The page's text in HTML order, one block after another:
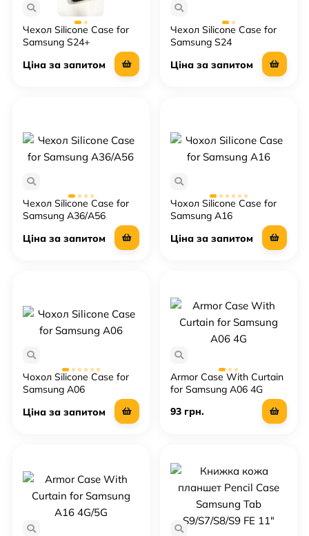
Чехол Silicone Case for
Samsung S24+
Ціна за запитом
Чехол Silicone Case for
Samsung S24
Ціна за запитом
Чехол Silicone Case for
Samsung A36/A56
Ціна за запитом
Чохол Silicone Case for
Samsung A16
Ціна за запитом
Чохол Silicone Case for
Samsung A06
Ціна за запитом
Armor Case With Curtain
for Samsung A06 4G
93 грн.